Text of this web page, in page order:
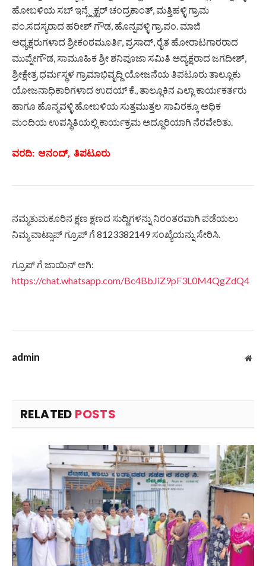
ಹೋಬಳಿಯ ಸಬ್ ಇನ್ಸ್ಪೆಕ್ಟರ್ ಚಂದ್ರಕಾಂತ್, ಮತ್ತಿಹಳ್ಳಿ ಗ್ರಾಮ
ಪಂ.ಸದಸ್ಯರಾದ ಹರೀಶ್ ಗೌಡ, ಹೊನ್ನವಳ್ಳಿ ಗ್ರಾ.ಪಂ. ಮಾಜಿ
ಅಧ್ಯಕ್ಷರುಗಳಾದ ಶ್ರೀಕಂಠಮೂರ್ತಿ, ಪ್ರಸಾದ್, ರೈತ ಹೋರಾಟಗಾರರಾದ
ಮುಪ್ನೇಗೌಡ, ಸಾಮೂಹಿಕ ಶ್ರೀ ಶನಿಪೂಜಾ ಸಮಿತಿ ಅದ್ಯಕ್ಷರಾದ ಜಗದೀಶ್,
ಶ್ರೀಕ್ಷೇತ್ರ ಧರ್ಮಸ್ಥಳ ಗ್ರಾಮಾಭಿವೃದ್ದಿ ಯೋಜನೆಯ ತಿಪಟೂರು ತಾಲ್ಲೂಕು
ಯೋಜನಾಧಿಕಾರಿಗಳಾದ ಉದಯ್ ಕೆ., ತಾಲ್ಲೂಕಿನ ಎಲ್ಲಾ ಕಾರ್ಯಕರ್ತರು
ಹಾಗೂ ಹೊನ್ಮವಳ್ಳಿ ಹೋಬಳಿಯ ಸುತ್ತಮುತ್ತಲ ಸಾವಿರಕ್ಕೂ ಅಧಿಕ
ಮಂದಿಯ ಉಪಸ್ಥಿತಿಯಲ್ಲಿ ಕಾರ್ಯಕ್ರಮ ಅದ್ದೂರಿಯಾಗಿ ನೆರವೇರಿತು.
ವರದಿ: ಆನಂದ್, ತಿಪಟೂರು
ನಮ್ಮತುಮಕೂರಿನ ಕ್ಷಣ ಕ್ಷಣದ ಸುದ್ದಿಗಳನ್ನು ನಿರಂತರವಾಗಿ ಪಡೆಯಲು
ನಿಮ್ಮ ವಾಟ್ಸಾಪ್ ಗ್ರೂಪ್ ಗೆ 8123382149 ಸಂಖ್ಯೆಯನ್ನು ಸೇರಿಸಿ.
ಗ್ರೂಪ್ ಗೆ ಜಾಯಿನ್ ಆಗಿ:
https://chat.whatsapp.com/Bc4BbJiZ9pF3L0M4QgZdQ4
admin
RELATED POSTS